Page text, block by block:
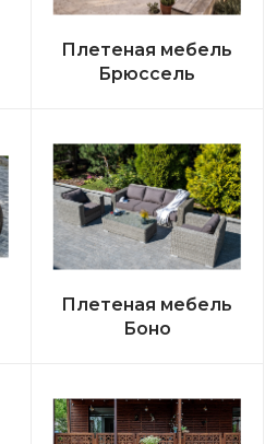
Плетеная мебель
Брюссель
Плетеная мебель
Боно